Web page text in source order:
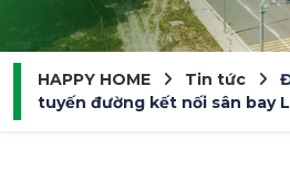
HAPPY HOME Tin tức
tuyến đường kết nối sân bay